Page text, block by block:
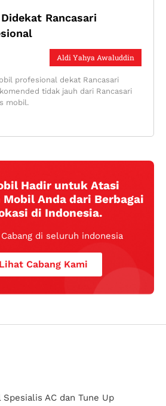
Rancasari
Aldi Yahya Awaluddin
profesional dekat Rancasari
tidak jauh dari Rancasari
mobil.
Hadir untuk Atasi
Mobil Anda dari Berbagai
di Indonesia.
di seluruh indonesia
Cabang Kami
AC dan Tune Up